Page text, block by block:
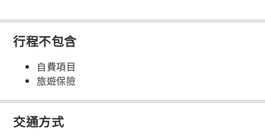
行程不包含
自費項目
旅遊保險
交通方式